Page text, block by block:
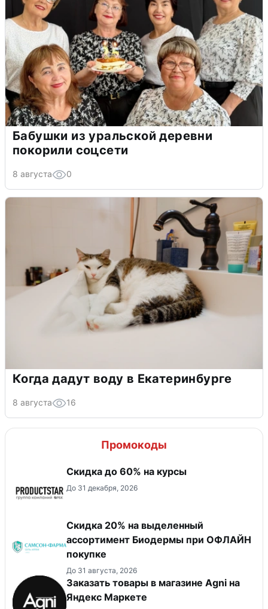
Бабушки из уральской деревни
покорили соцсети
8 августа 0
Когда дадут воду в Екатеринбурге
8 августа 16
Промокоды
Скидка до 60% на курсы
До 31 декабря, 2026
Скидка 20% на выделенный
ассортимент Биодермы при ОФЛАЙН
покупке
До 31 августа, 2026
Заказать товары в магазине Agni на
Яндекс Маркете